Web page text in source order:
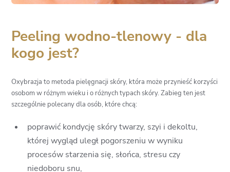
Peeling wodno-tlenowy - dla
kogo jest?
Oxybrazja to metoda pielęgnacji skóry, która może przynieść korzyści
osobom w różnym wieku i o różnych typach skóry. Zabieg ten jest
szczególnie polecany dla osób, które chcą:
poprawić kondycję skóry twarzy, szyi i dekoltu,
której wygląd uległ pogorszeniu w wyniku
procesów starzenia się, słońca, stresu czy
niedoboru snu,